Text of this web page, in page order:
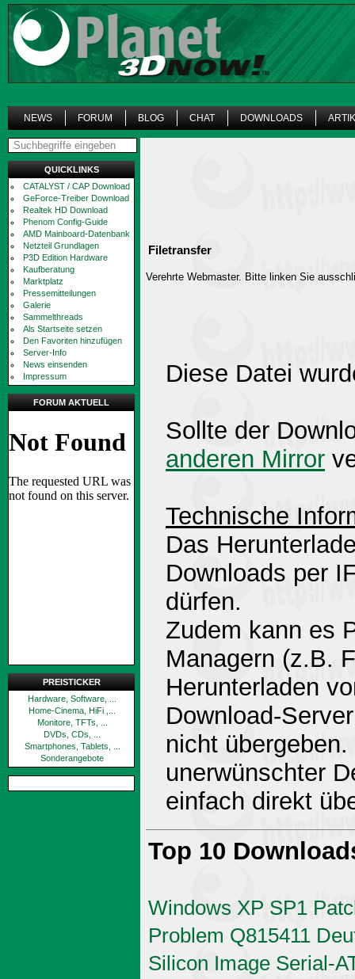
NEWS FORUM BLOG CHAT DOWNLOADS
QUICKLINKS
CATALYST / CAP Download
GeForce-Treiber Download
Realtek HD Download
Phenom Config-Guide
AMD Mainboard-Datenbank
Netzteil Grundlagen
P3D Edition Hardware
Kaufberatung
Marktplatz
Pressemitteilungen
Galerie
Sammelthreads
Als Startseite setzen
Den Favoriten hinzufügen
Server-Info
News einsenden
Impressum
FORUM AKTUELL
PREISTICKER
Hardware, Software, ...
Home-Cinema, HiFi ,...
Monitore, TFTs, ...
DVDs, CDs, ...
Smartphones, Tablets, ...
Sonderangebote
Filetransfer
Verehrte Webmaster. Bitte linken Sie
Diese Datei
Sollte der
anderen Mirror
Technische
Das
Downloads per
dürfen.
Zudem kann es
Managern (z.B.
Herunterladen
Download-
nicht
unerwünschter
einfach direkt
Top 10
Windows XP SP1
Problem Q815411
Silicon Image Serial-